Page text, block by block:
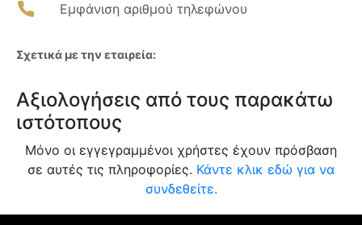
Εμφάνιση αριθμού τηλεφώνου
Σχετικά με την εταιρεία:
Αξιολογήσεις από τους παρακάτω
ιστότοπους
Μόνο οι εγγεγραμμένοι χρήστες έχουν πρόσβαση
σε αυτές τις πληροφορίες. Κάντε κλικ εδώ για να
συνδεθείτε.